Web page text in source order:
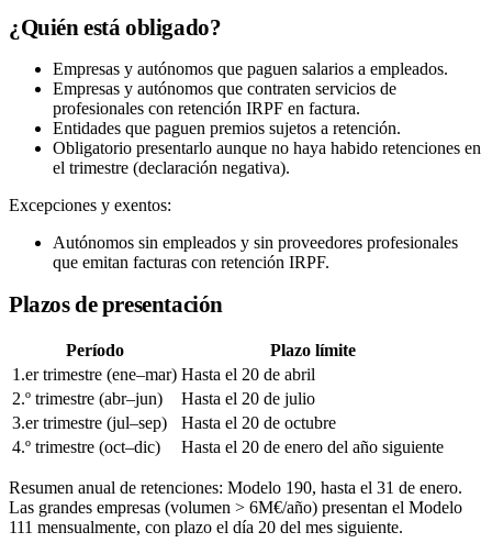
¿Quién está obligado?
Empresas y autónomos que paguen salarios a empleados.
Empresas y autónomos que contraten servicios de
profesionales con retención IRPF en factura.
Entidades que paguen premios sujetos a retención.
Obligatorio presentarlo aunque no haya habido retenciones en
el trimestre (declaración negativa).
Excepciones y exentos:
Autónomos sin empleados y sin proveedores profesionales
que emitan facturas con retención IRPF.
Plazos de presentación
Período
Plazo límite
1.er trimestre (ene–mar) Hasta el 20 de abril
2.º trimestre (abr–jun)
Hasta el 20 de julio
3.er trimestre (jul–sep)
Hasta el 20 de octubre
4.º trimestre (oct–dic)
Hasta el 20 de enero del año siguiente
Resumen anual de retenciones: Modelo 190, hasta el 31 de enero.
Las grandes empresas (volumen > 6M€/año) presentan el Modelo
111 mensualmente, con plazo el día 20 del mes siguiente.